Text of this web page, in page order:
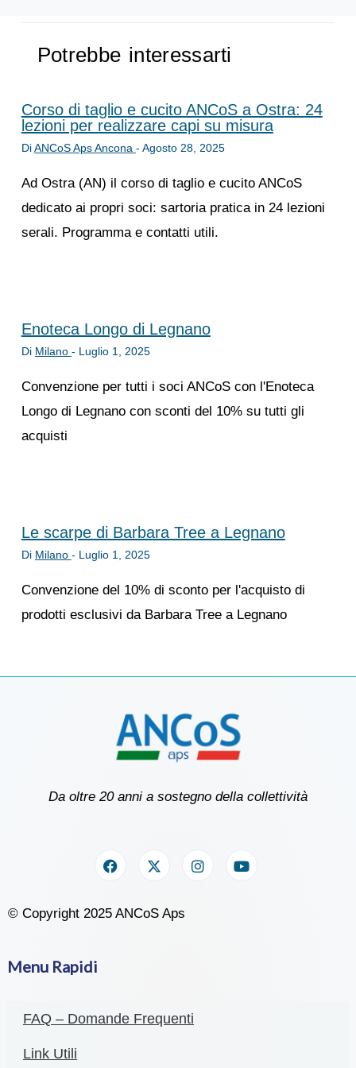
Potrebbe interessarti
Corso di taglio e cucito ANCoS a Ostra: 24
lezioni per realizzare capi su misura
DiANCoS Aps Ancona - Agosto 28, 2025
Ad Ostra (AN) il corso di taglio e cucito ANCoS
dedicato ai propri soci: sartoria pratica in 24 lezioni
serali. Programma e contatti utili.
Enoteca Longo di Legnano
Di Milano - Luglio 1, 2025
Convenzione per tutti i soci ANCoS con l'Enoteca
Longo di Legnano con sconti del 10% su tutti gli
acquisti
Le scarpe di Barbara Tree a Legnano
Di Milano - Luglio 1, 2025
Convenzione del 10% di sconto per l'acquisto di
prodotti esclusivi da Barbara Tree a Legnano
Da oltre 20 anni a sostegno della collettività
© Copyright 2025 ANCoS Aps
Menu Rapidi
FAQ – Domande Frequenti
Link Utili